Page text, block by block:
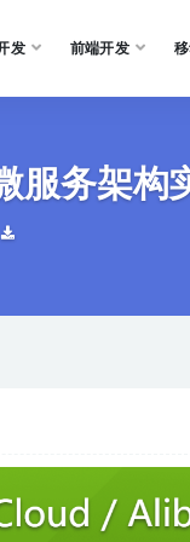
发 前端开发
服务架构